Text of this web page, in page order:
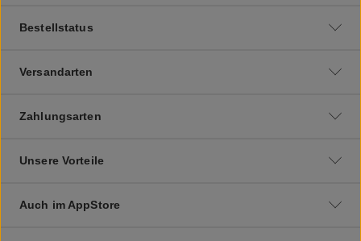
Bestellstatus
Versandarten
Zahlungsarten
Unsere Vorteile
Auch im AppStore